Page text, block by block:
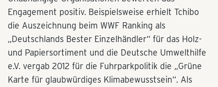
Engagement positiv. Beispielsweise erhielt Tchibo
die Auszeichnung beim WWF Ranking als
„Deutschlands Bester Einzelhändler“ für das Holz-
und Papiersortiment und die Deutsche Umwelthilfe
e.V. vergab 2012 für die Fuhrparkpolitik die „Grüne
Karte für glaubwürdiges Klimabewusstsein“. Als